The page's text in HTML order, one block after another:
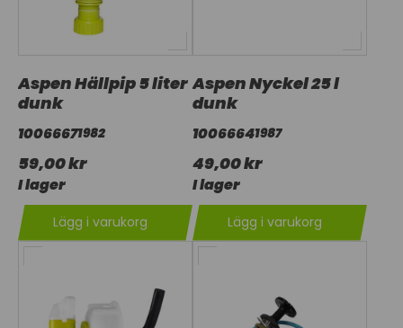
Aspen Hällpip 5 liter
dunk
10066671982
59,00 kr
I lager
Lägg i varukorg
Aspen Nyckel 25 l
dunk
10066641987
49,00 kr
I lager
Lägg i varukorg